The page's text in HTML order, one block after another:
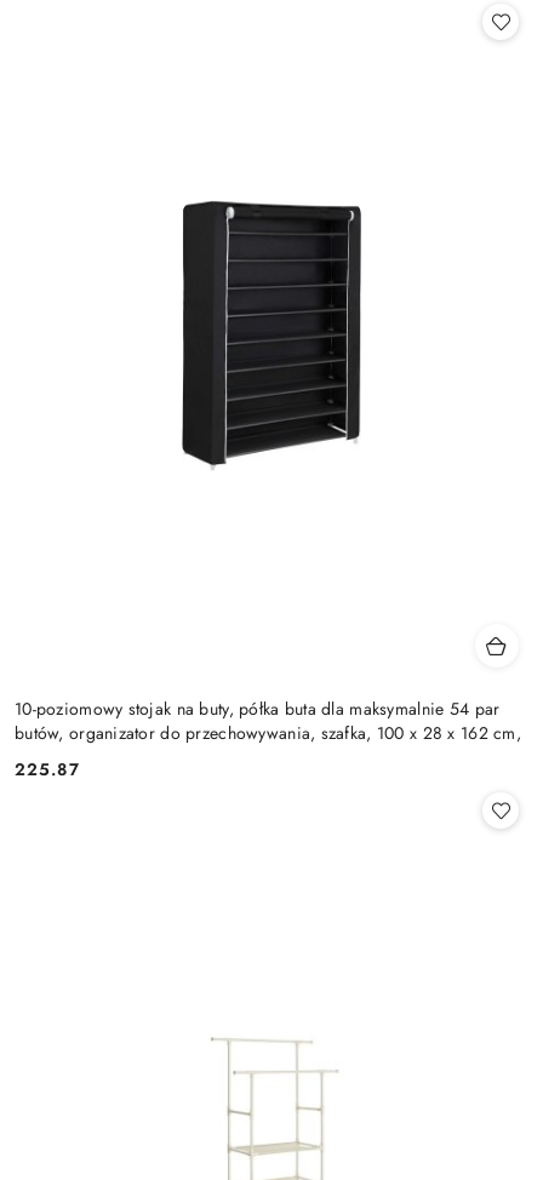
10-poziomowy stojak na buty, półka buta dla maksymalnie 54 par
butów, organizator do przechowywania, szafka, 100 x 28 x 162 cm,
Cena:
225.87